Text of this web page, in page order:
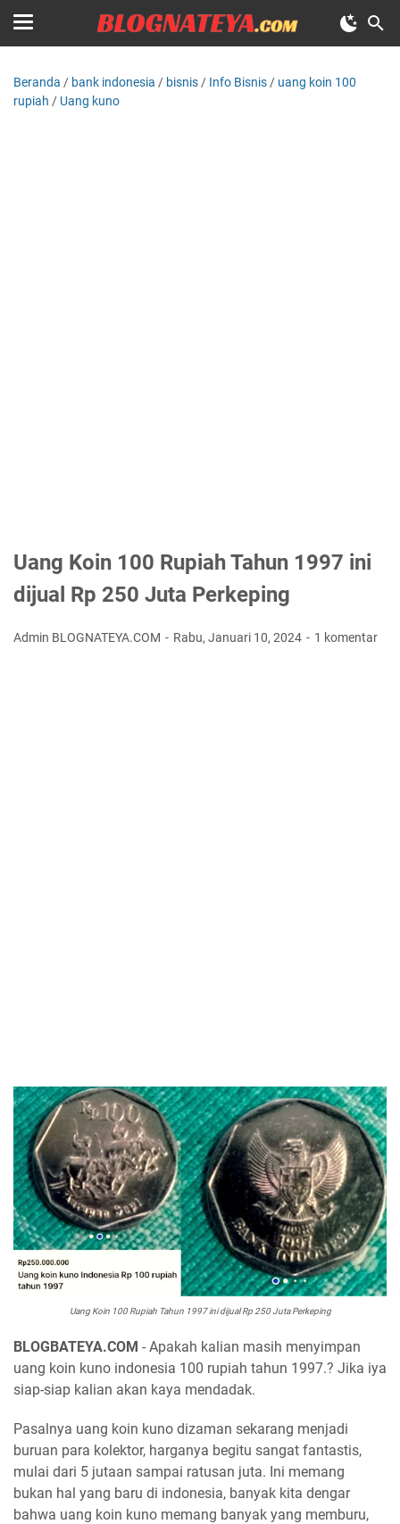
Beranda / bank indonesia / bisnis / Info Bisnis / uang koin 100
rupiah / Uang kuno
Uang Koin 100 Rupiah Tahun 1997 ini
dijual Rp 250 Juta Perkeping
Admin BLOGNATEYA.COM Rabu, Januari 10, 2024 1 komentar
Uang Koin 100 Rupiah Tahun 1997 ini dijual Rp 250 Juta Perkeping
BLOGBATEYA.COM - Apakah kalian masih menyimpan
uang koin kuno indonesia 100 rupiah tahun 1997.? Jika iya
siap-siap kalian akan kaya mendadak.
Pasalnya uang koin kuno dizaman sekarang menjadi
buruan para kolektor, harganya begitu sangat fantastis,
mulai dari 5 jutaan sampai ratusan juta. Ini memang
bukan hal yang baru di indonesia, banyak kita dengar
bahwa uang koin kuno memang banyak yang memburu,